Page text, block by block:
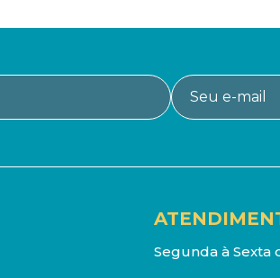
Segunda à Sexta